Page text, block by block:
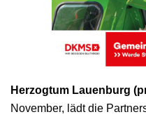
Herzogtum Lauenburg
November, lädt die